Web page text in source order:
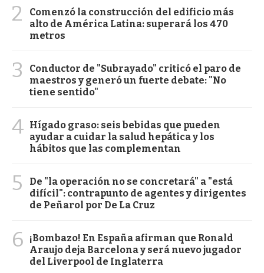
2
Comenzó la construcción del edificio más
alto de América Latina: superará los 470
metros
3
Conductor de "Subrayado" criticó el paro de
maestros y generó un fuerte debate: "No
tiene sentido"
4 Hígado graso: seis bebidas que pueden
ayudar a cuidar la salud hepática y los
hábitos que las complementan
5
De "la operación no se concretará" a "está
difícil": contrapunto de agentes y dirigentes
de Peñarol por De La Cruz
6
¡Bombazo! En España afirman que Ronald
Araujo deja Barcelona y será nuevo jugador
del Liverpool de Inglaterra